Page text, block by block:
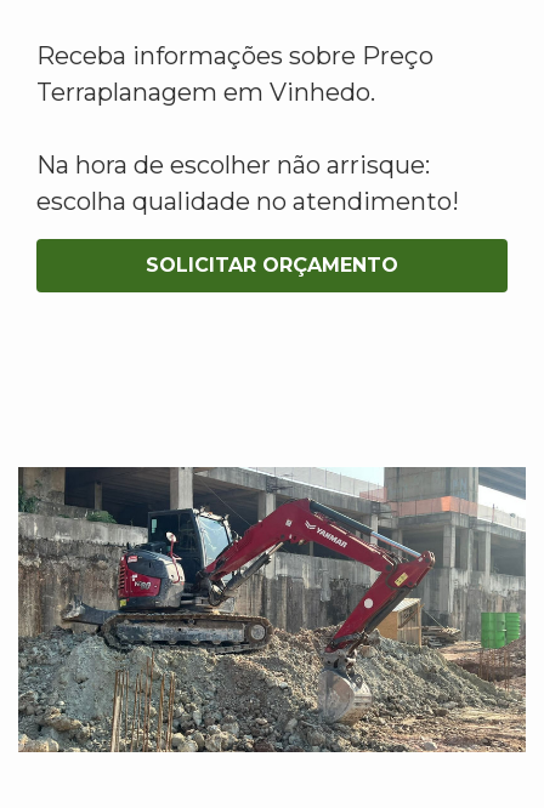
Receba informações sobre Preço
Terraplanagem em Vinhedo.
Na hora de escolher não arrisque:
escolha qualidade no atendimento!
SOLICITAR ORÇAMENTO